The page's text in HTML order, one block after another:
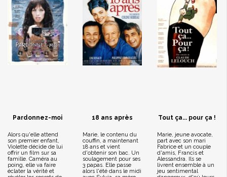
Pardonnez-moi
Alors qu'elle attend
son premier enfant,
Violette décide de lui
offrir un film sur sa
famille. Caméra au
poing, elle va faire
éclater la vérité et
18 ans après
Marie, le contenu du
couffin, a maintenant
18 ans et vient
d'obtenir son bac. Un
soulagement pour ses
3 papas. Elle passe
alors l'été dans le midi
Tout ça... pour ça !
Marie, jeune avocate,
part avec son mari
Fabrice et un couple
d'amis, Francis et
Alessandra. Ils se
livrent ensemble à un
jeu sentimental